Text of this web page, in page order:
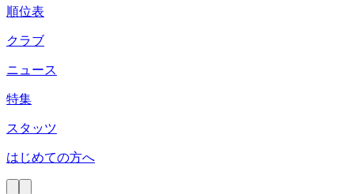
順位表
クラブ
ニュース
特集
スタッツ
はじめての方へ